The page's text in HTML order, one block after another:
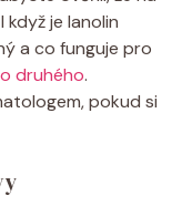
je lanolin
a co funguje pro‍
druhého.
pokud si⁣